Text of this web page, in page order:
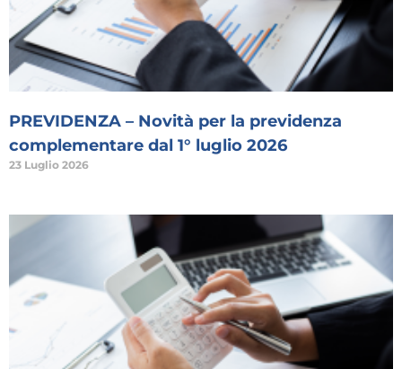
PREVIDENZA – Novità per la previdenza
complementare dal 1° luglio 2026
23 Luglio 2026